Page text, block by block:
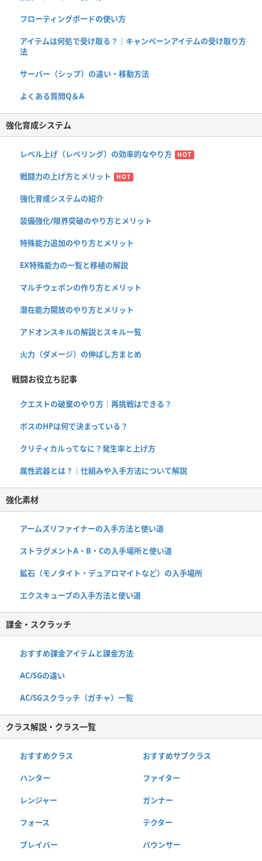
フローティングボードの使い方
アイテムは何処で受け取る？｜キャンペーンアイテムの受け取り方
法
サーバー（シップ）の違い・移動方法
よくある質問Q＆A
強化育成システム
レベル上げ（レベリング）の効率的なやり方 HOT
戦闘力の上げ方とメリット HOT
強化育成システムの紹介
装備強化/限界突破のやり方とメリット
特殊能力追加のやり方とメリット
EX特殊能力の一覧と移植の解説
マルチウェポンの作り方とメリット
潜在能力開放のやり方とメリット
アドオンスキルの解説とスキル一覧
火力（ダメージ）の伸ばし方まとめ
戦闘お役立ち記事
クエストの破棄のやり方｜再挑戦はできる？
ボスのHPは何で決まっている？
クリティカルってなに？発生率と上げ方
属性武器とは？｜仕組みや入手方法について解説
強化素材
アームズリファイナーの入手方法と使い道
ストラグメントA・B・Cの入手場所と使い道
鉱石（モノタイト・デュアロマイトなど）の入手場所
エクスキューブの入手方法と使い道
課金・スクラッチ
おすすめ課金アイテムと課金方法
AC/SGの違い
AC/SGスクラッチ（ガチャ）一覧
クラス解説・クラス一覧
おすすめクラス おすすめサブクラス
ハンター ファイター
レンジャー ガンナー
フォース テクター
ブレイバー バウンサー